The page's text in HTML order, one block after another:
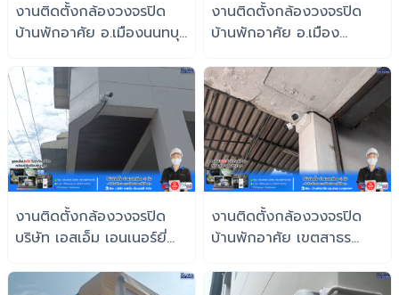
งานติดตั้งกล้องวงจรปิด
บ้านพักอาศัย อ.เมืองนนทบุรี
งานติดตั้งกล้องวงจรปิด
บ้านพักอาศัย อ.เมือง
งานติดตั้งกล้องวงจรปิด
บริษัท เอสเอ็ม เอนเนอร์ยี่
งานติดตั้งกล้องวงจรปิด
บ้านพักอาศัย เขตสาธร